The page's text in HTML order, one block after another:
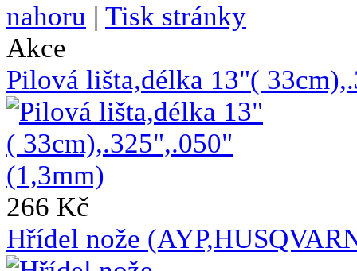
nahoru | Tisk stránky
Akce
Pilová lišta,délka 13"(
266 Kč
Hřídel nože